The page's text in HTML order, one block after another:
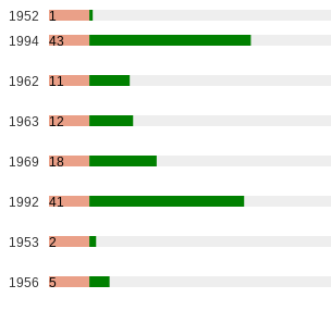
1952
1
1994 43
1962 11
1963 12
1969 18
1992 41
1953 2
1956 5